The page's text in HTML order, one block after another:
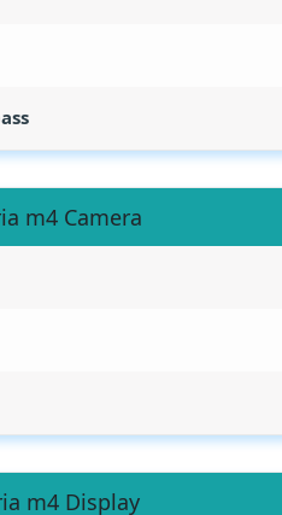
m4 Camera
m4 Display